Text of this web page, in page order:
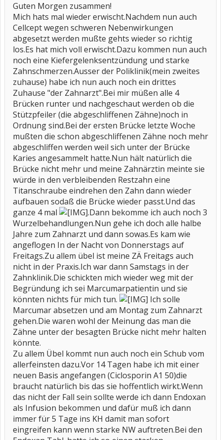
Guten Morgen zusammen!
Mich hats mal wieder erwischt.Nachdem nun auch
Cellcept wegen schweren Nebenwirkungen
abgesetzt werden mußte gehts wieder so richtig
los.Es hat mich voll erwischt.Dazu kommen nun auch
noch eine Kiefergelenksentzündung und starke
Zahnschmerzen.Ausser der Poliklinik(mein zweites
zuhause) habe ich nun auch noch ein drittes
Zuhause "der Zahnarzt".Bei mir müßen alle 4
Brücken runter und nachgeschaut werden ob die
Stützpfeiler (die abgeschliffenen Zähne)noch in
Ordnung sind.Bei der ersten Brücke letzte Woche
mußten die schon abgeschliffenen Zähne noch mehr
abgeschliffen werden weil sich unter der Brücke
Karies angesammelt hatte.Nun hält natürlich die
Brücke nicht mehr und meine Zahnärztin meinte sie
würde in den verbleibenden Restzahn eine
Titanschraube eindrehen den Zahn dann wieder
aufbauen sodaß die Brücke wieder passt.Und das
ganze 4 mal
.Dann bekomme ich auch noch 3
Wurzelbehandlungen.Nun gehe ich doch alle halbe
Jahre zum Zahnarzt und dann sowas.Es kam wie
angeflogen In der Nacht von Donnerstags auf
Freitags.Zu allem übel ist meine ZÄ Freitags auch
nicht in der Praxis.Ich war dann Samstags in der
Zahnklinik.Die schickten mich wieder weg mit der
Begründung ich sei Marcumarpatientin und sie
könnten nichts für mich tun.
Ich solle
Marcumar absetzen und am Montag zum Zahnarzt
gehen.Die waren wohl der Meinung das man die
Zähne unter der besagten Brücke nicht mehr halten
könnte.
Zu allem Übel kommt nun auch noch ein Schub vom
allerfeinsten dazu.Vor 14 Tagen habe ich mit einer
neuen Basis angefangen (Ciclosporin A1 50)die
braucht natürlich bis das sie hoffentlich wirkt.Wenn
das nicht der Fall sein sollte werde ich dann Endoxan
als Infusion bekommen und dafür muß ich dann
immer für 5 Tage ins KH damit man sofort
eingreifen kann wenn starke NW auftreten.Bei den